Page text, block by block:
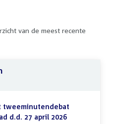
van de meest recente
tweeminutendebat
d.d. 27 april 2026